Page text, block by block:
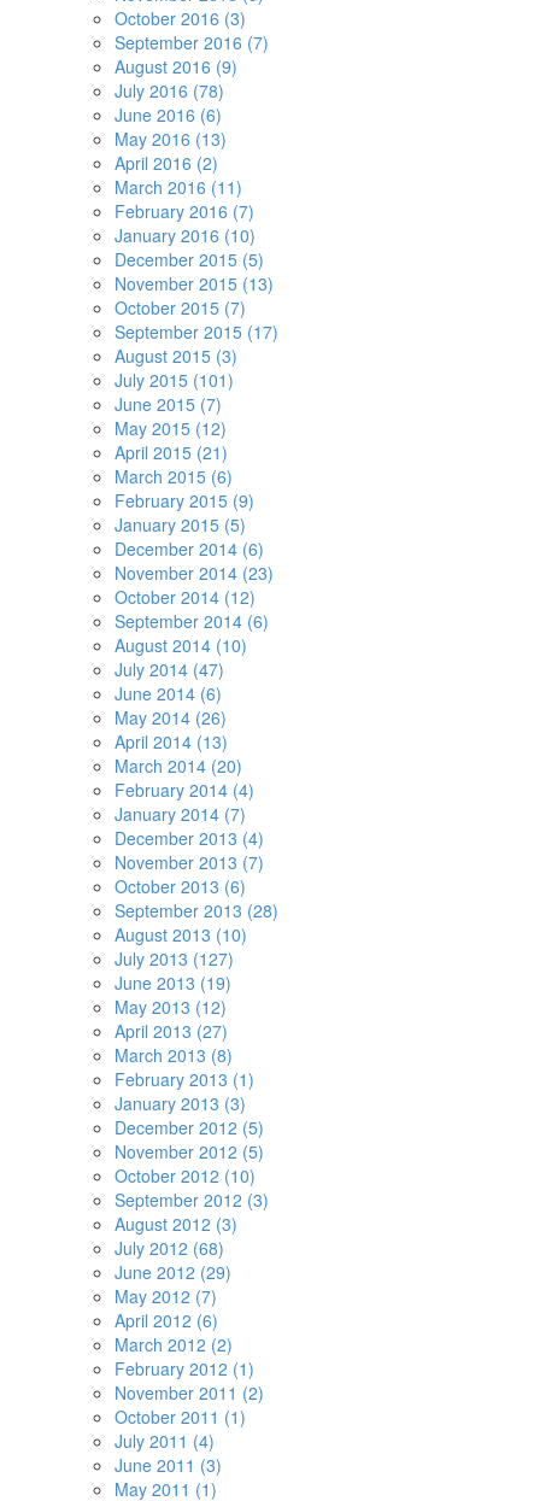
October 2016 (3)
September 2016 (7)
August 2016 (9)
July 2016 (78)
June 2016 (6)
May 2016 (13)
April 2016 (2)
March 2016 (11)
February 2016 (7)
January 2016 (10)
December 2015 (5)
November 2015 (13)
October 2015 (7)
September 2015 (17)
August 2015 (3)
July 2015 (101)
June 2015 (7)
May 2015 (12)
April 2015 (21)
March 2015 (6)
February 2015 (9)
January 2015 (5)
December 2014 (6)
November 2014 (23)
October 2014 (12)
September 2014 (6)
August 2014 (10)
July 2014 (47)
June 2014 (6)
May 2014 (26)
April 2014 (13)
March 2014 (20)
February 2014 (4)
January 2014 (7)
December 2013 (4)
November 2013 (7)
October 2013 (6)
September 2013 (28)
August 2013 (10)
July 2013 (127)
June 2013 (19)
May 2013 (12)
April 2013 (27)
March 2013 (8)
February 2013 (1)
January 2013 (3)
December 2012 (5)
November 2012 (5)
October 2012 (10)
September 2012 (3)
August 2012 (3)
July 2012 (68)
June 2012 (29)
May 2012 (7)
April 2012 (6)
March 2012 (2)
February 2012 (1)
November 2011 (2)
October 2011 (1)
July 2011 (4)
June 2011 (3)
May 2011 (1)